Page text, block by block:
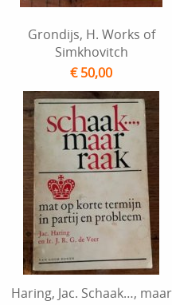
Grondijs, H. Works of
Simkhovitch
€ 50,00
Haring, Jac. Schaak…, maar